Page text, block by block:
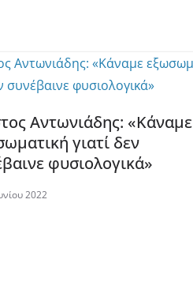
Αντωνιάδης: «Κάναμε
γιατί δεν
φυσιολογικά»
2022